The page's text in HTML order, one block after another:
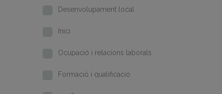
Desenvolupament local
Inici
Ocupació i relacions laborals
Formació i qualificació